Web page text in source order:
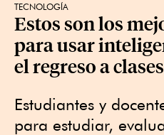
TECNOLOGÍA
Estos son los
para usar
el regreso a clases
Estudiantes y
para estudiar,